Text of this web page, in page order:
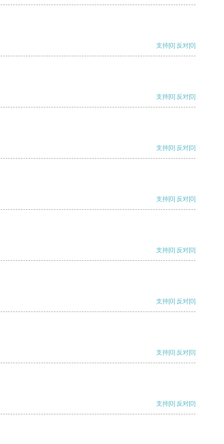
支持[0] 反对[0]
支持[0] 反对[0]
支持[0] 反对[0]
支持[0] 反对[0]
支持[0] 反对[0]
支持[0] 反对[0]
支持[0] 反对[0]
支持[0] 反对[0]